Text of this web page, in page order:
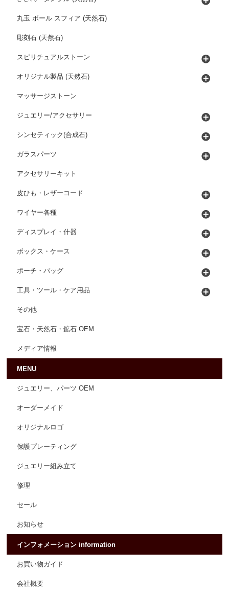
丸玉 ボール スフィア (天然石)
彫刻石 (天然石)
スピリチュアルストーン
オリジナル製品 (天然石)
マッサージストーン
ジュエリー/アクセサリー
シンセティック(合成石)
ガラスパーツ
アクセサリーキット
皮ひも・レザーコード
ワイヤー各種
ディスプレイ・什器
ボックス・ケース
ポーチ・バッグ
工具・ツール・ケア用品
その他
宝石・天然石・鉱石 OEM
メディア情報
MENU
ジュエリー、パーツ OEM
オーダーメイド
オリジナルロゴ
保護プレーティング
ジュエリー組み立て
修理
セール
お知らせ
インフォメーション information
お買い物ガイド
会社概要